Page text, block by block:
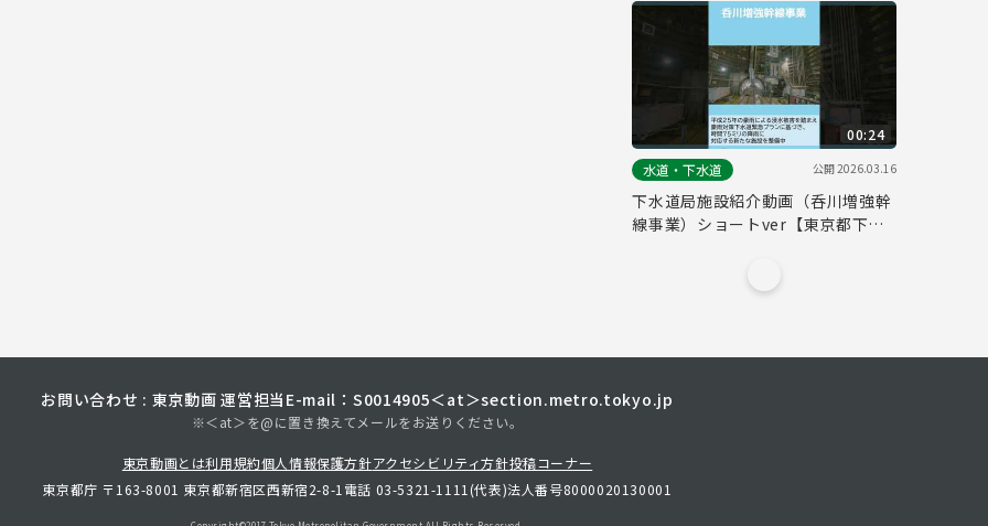
00:24
水道・下水道
公開2026.03.16
下水道局施設紹介動画（呑川増強幹
線事業）ショートver【東京都下水
お問い合わせ : 東京動画 運営担当 E-mail：S0014905＜at＞section.metro.tokyo.jp
※＜at＞を@に置き換えてメールをお送りください。
東京動画とは利用規約個人情報保護方針アクセシビリティ方針投稿コーナー
東京都庁 〒163-8001 東京都新宿区西新宿2-8-1 電話 03-5321-1111(代表)法人番号8000020130001